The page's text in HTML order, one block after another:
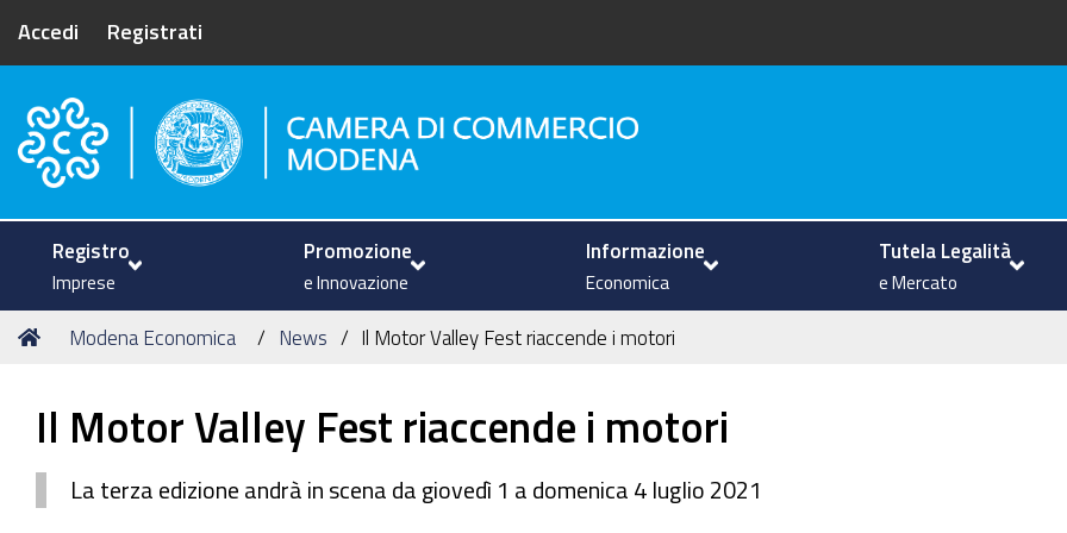
Accedi Registrati
Camera di Commercio di Modena
Registro
Imprese
Promozione
e Innovazione
Informazione
Economica
Tutela Legalità
e Mercato
Tu
Home
Modena Economica News Il Motor Valley Fest riaccende i motori
Il Motor Valley Fest riaccende i motori
La terza edizione andrà in scena da giovedì 1 a domenica 4 luglio 2021